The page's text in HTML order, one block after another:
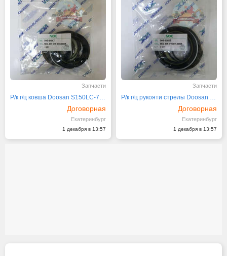
Запчасти
Р/к г/ц ковша Doosan S150LC-7B 2440-9233KT
Договорная
Екатеринбург
1 декабря в 13:57
Запчасти
Р/к г/ц рукояти стрелы Doosan S150LC-7B 2440-9232KT
Договорная
Екатеринбург
1 декабря в 13:57